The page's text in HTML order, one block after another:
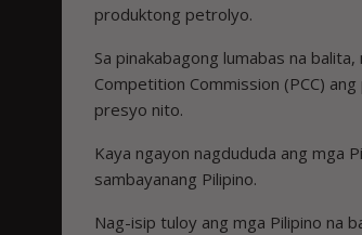
produktong petrolyo.
Sa pinakabagong lumabas na
Competition Commission (PCC)
presyo nito.
Kaya ngayon nagdududa ang mga
sambayanang Pilipino.
Nag-isip tuloy ang mga Pilipino na